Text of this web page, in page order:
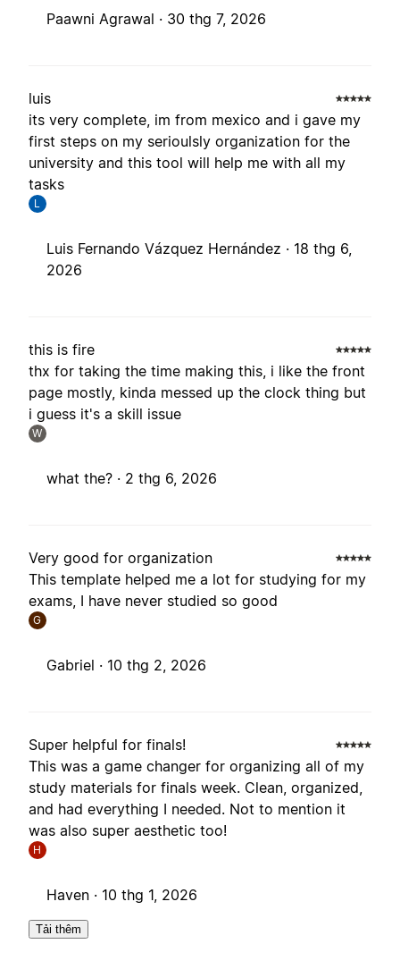
Paawni Agrawal · 30 thg 7, 2026
luis
its very complete, im from mexico and i gave my
first steps on my serioulsly organization for the
university and this tool will help me with all my
tasks
L
Luis Fernando Vázquez Hernández · 18 thg 6,
2026
this is fire
thx for taking the time making this, i like the front
page mostly, kinda messed up the clock thing but
i guess it's a skill issue
W
what the? · 2 thg 6, 2026
Very good for organization
This template helped me a lot for studying for my
exams, I have never studied so good
G
Gabriel · 10 thg 2, 2026
Super helpful for finals!
This was a game changer for organizing all of my
study materials for finals week. Clean, organized,
and had everything I needed. Not to mention it
was also super aesthetic too!
H
Haven · 10 thg 1, 2026
Tải thêm